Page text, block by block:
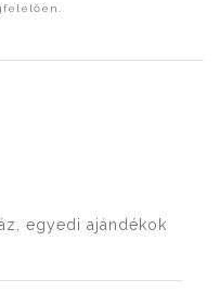
egyedi ajándékok